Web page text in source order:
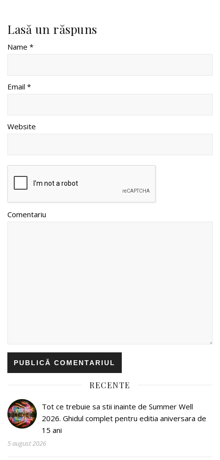
Lasă un răspuns
Name *
Email *
Website
Comentariu
RECENTE
Tot ce trebuie sa stii inainte de Summer Well
2026. Ghidul complet pentru editia aniversara de
15 ani
5 august 2026